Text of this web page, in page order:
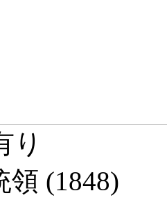
り
領 (1848)